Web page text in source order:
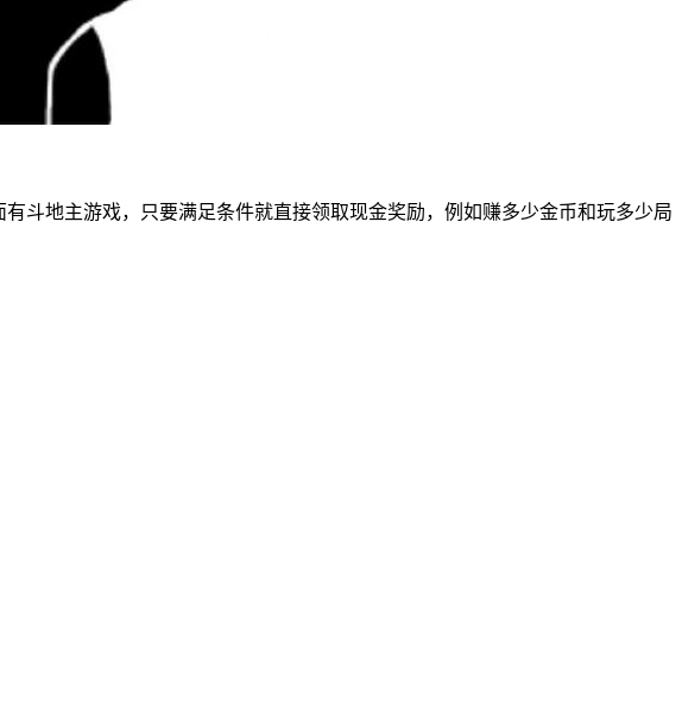
斗地主游戏，只要满足条件就直接领取现金奖励，例如赚多少金币和玩多少局